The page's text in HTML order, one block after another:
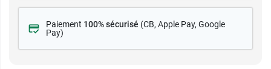
Paiement 100% sécurisé (CB, Apple Pay, Google
Pay)